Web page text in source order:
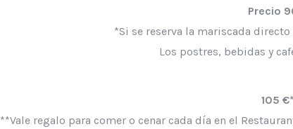
Precio
*Si se reserva la mariscada directo
Los postres, bebidas y
105
**Vale regalo para comer o cenar cada día en el